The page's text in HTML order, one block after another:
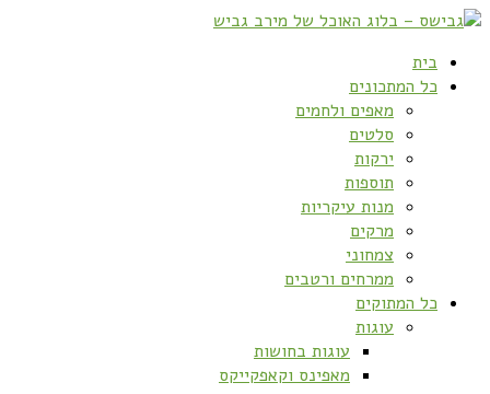
בית
כל המתכונים
מאפים ולחמים
סלטים
ירקות
תוספות
מנות עיקריות
מרקים
צמחוני
ממרחים ורטבים
כל המתוקים
עוגות
עוגות בחושות
מאפינס וקאפקייקס